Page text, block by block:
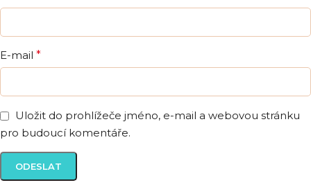
E-mail *
Uložit do prohlížeče jméno, e-mail a webovou stránku
pro budoucí komentáře.